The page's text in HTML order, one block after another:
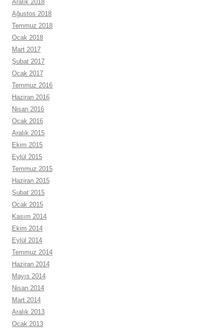
Aralık 2018
Ağustos 2018
Temmuz 2018
Ocak 2018
Mart 2017
Şubat 2017
Ocak 2017
Temmuz 2016
Haziran 2016
Nisan 2016
Ocak 2016
Aralık 2015
Ekim 2015
Eylül 2015
Temmuz 2015
Haziran 2015
Şubat 2015
Ocak 2015
Kasım 2014
Ekim 2014
Eylül 2014
Temmuz 2014
Haziran 2014
Mayıs 2014
Nisan 2014
Mart 2014
Aralık 2013
Ocak 2013